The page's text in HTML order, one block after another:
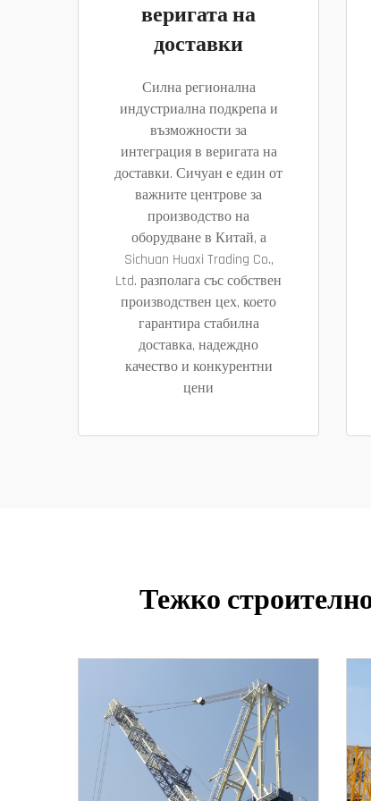
веригата на
доставки
Силна регионална
индустриална подкрепа и
възможности за
интеграция в веригата на
доставки. Сичуан е един от
важните центрове за
производство на
оборудване в Китай, а
Sichuan Huaxi Trading Co.,
Ltd. разполага със собствен
производствен цех, което
гарантира стабилна
доставка, надеждно
качество и конкурентни
цени
Тежко